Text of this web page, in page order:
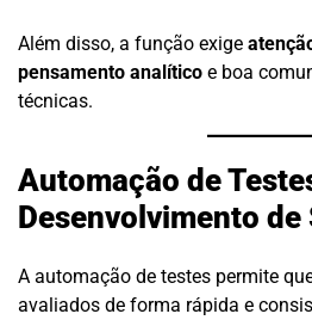
Além disso, a função exige
pensamento analítico e boa
técnicas.
Automação de
Desenvolvimento de
A automação de testes permite
avaliados de forma rápida e